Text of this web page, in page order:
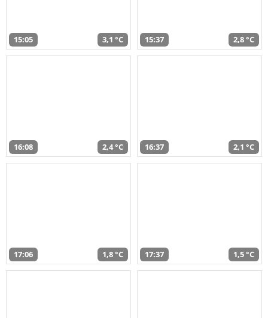
15:05 3,1 °C 15:37 2,8 °C
16:08 2,4 °C 16:37 2,1 °C
17:06 1,8 °C 17:37 1,5 °C